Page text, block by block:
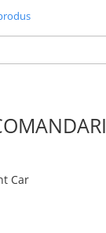
Car